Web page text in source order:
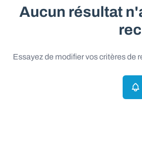
Aucun résultat
Essayez de modifier vos critères de